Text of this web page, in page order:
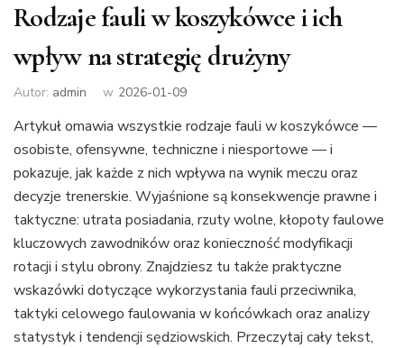
Rodzaje fauli w koszykówce i ich
wpływ na strategię drużyny
Autor: admin w 2026-01-09
Artykuł omawia wszystkie rodzaje fauli w koszykówce —
osobiste, ofensywne, techniczne i niesportowe — i
pokazuje, jak każde z nich wpływa na wynik meczu oraz
decyzje trenerskie. Wyjaśnione są konsekwencje prawne i
taktyczne: utrata posiadania, rzuty wolne, kłopoty faulowe
kluczowych zawodników oraz konieczność modyfikacji
rotacji i stylu obrony. Znajdziesz tu także praktyczne
wskazówki dotyczące wykorzystania fauli przeciwnika,
taktyki celowego faulowania w końcówkach oraz analizy
statystyk i tendencji sędziowskich. Przeczytaj cały tekst,